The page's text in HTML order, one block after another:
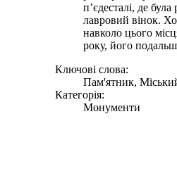
п’єдесталі, де
лавровий вінок.
навколо цього
року, його
Ключові слова:
Пам'ятник,
Категорія:
Монументи